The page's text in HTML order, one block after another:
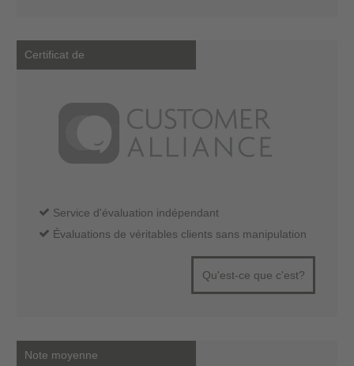
Certificat de
Service d'évaluation indépendant
Évaluations de véritables clients sans manipulation
Qu'est-ce que c'est?
Note moyenne